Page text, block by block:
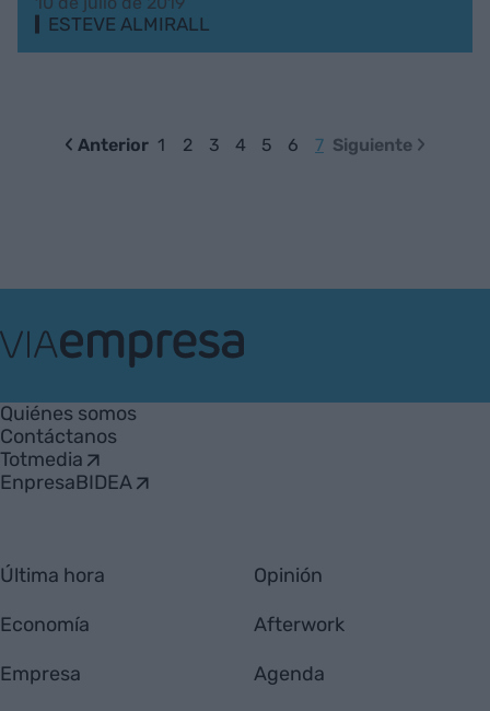
ESTEVE ALMIRALL
Anterior 1 2 3 4 5 6 7 Siguiente
Empresa
Quiénes somos
Contáctanos
Totmedia
EnpresaBIDEA
Última hora
Economía
Empresa
Opinión
Afterwork
Agenda